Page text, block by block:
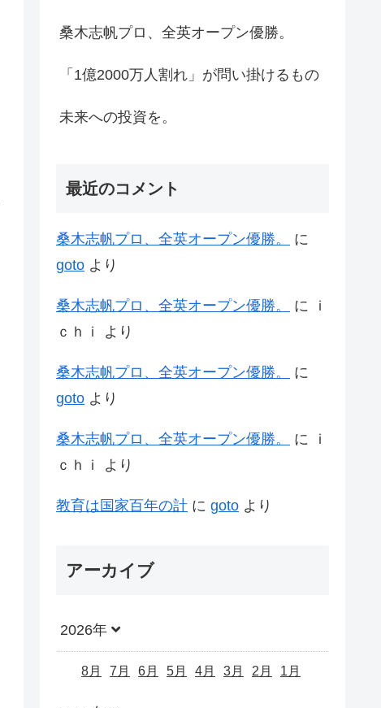
桑木志帆プロ、全英オープン優勝。
「1億2000万人割れ」が問い掛けるもの
未来への投資を。
最近のコメント
桑木志帆プロ、全英オープン優勝。
に
goto より
桑木志帆プロ、全英オープン優勝。 に
ｉ
ｃｈｉ
より
桑木志帆プロ、全英オープン優勝。
に
goto より
桑木志帆プロ、全英オープン優勝。 に
ｉ
ｃｈｉ
より
教育は国家百年の計 に goto より
アーカイブ
2026年
8月 7月 6月 5月 4月 3月 2月 1月